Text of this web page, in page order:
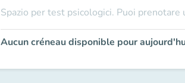
Spazio per test psicologici. Puoi
Aucun créneau disponible pour